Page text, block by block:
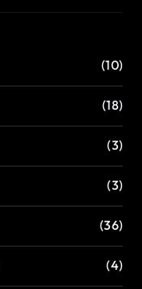
(10)
(18)
(3)
(3)
(36)
(4)